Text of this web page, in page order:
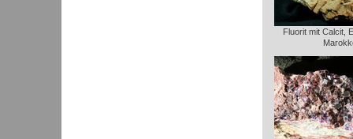
Fluorit mit Calcit,